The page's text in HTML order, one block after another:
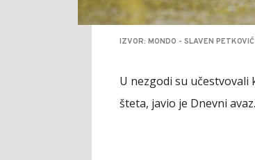
IZVOR: MONDO - SLAVEN PETKOVIĆ
U nezgodi su
šteta, javio je Dnevni avaz.